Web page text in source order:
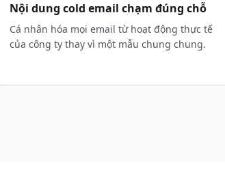
Nội dung cold email chạm đúng chỗ
Cá nhân hóa mọi email từ hoạt động thực tế
của công ty thay vì một mẫu chung chung.